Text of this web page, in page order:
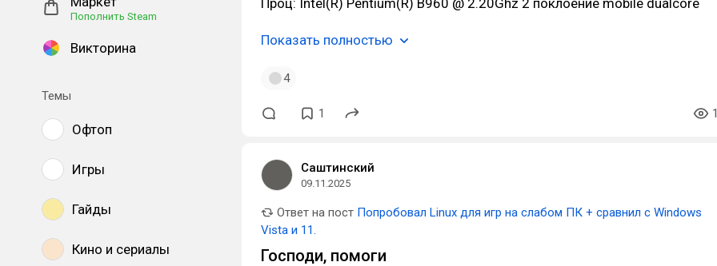
Пополнить Steam
Викторина
Темы
Офтоп
Игры
Гайды
Кино и сериалы
Проц: Intel(R) Pentium(R) B960 @ 2.20Ghz 2 поклоение mobile dualcore
Показать полностью
4
1
Саштинский
09.11.2025
Ответ на пост Попробовал Linux для игр на слабом ПК + сравнил с Windows
Vista и 11.
Господи, помоги